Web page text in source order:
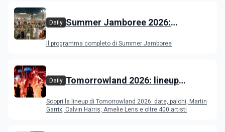
Daily Summer Jamboree 2026:
appuntamenti a Senigallia
Il programma completo di Summer Jamboree
Daily Tomorrowland 2026: lineup
festival EDM in Belgio
Scopri la lineup di Tomorrowland 2026: date, palchi, Martin
Garrix, Calvin Harris, Amelie Lens e oltre 400 artisti